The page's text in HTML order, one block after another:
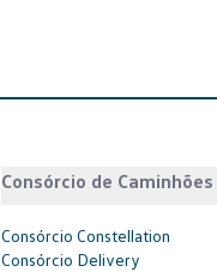
Consórcio de Caminhões
Consórcio Constellation
Consórcio Delivery